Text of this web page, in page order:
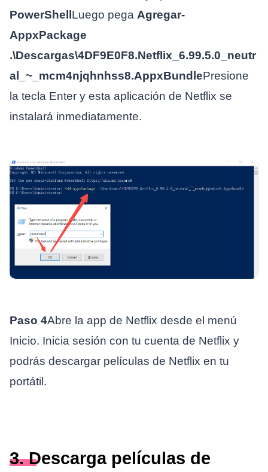
PowerShell Luego pega Agregar-
AppxPackage
.\Descargas\4DF9E0F8.Netflix_6.99.5.0_neutr
al_~_mcm4njqhnhss8.AppxBundlePresione
la tecla Enter y esta aplicación de Netflix se
instalará inmediatamente.
Paso 4Abre la app de Netflix desde el menú
Inicio. Inicia sesión con tu cuenta de Netflix y
podrás descargar películas de Netflix en tu
portátil.
3. Descarga películas de